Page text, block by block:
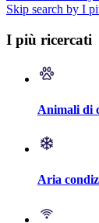
Skip search by I
I più ricercati
Animali di
Aria